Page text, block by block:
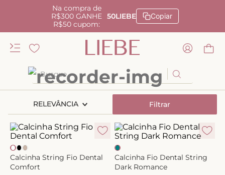
Na compra de
R$300 GANHE
R$50 cupom:
50LIEBE Copiar
Busque
RELEVÂNCIA Filtrar
Calcinha String Fio Dental
Comfort
Calcinha Fio Dental String
Dark Romance
TERMOS MAIS BUSCADOS
kiss me
camisola
sutiã
calcinha renda